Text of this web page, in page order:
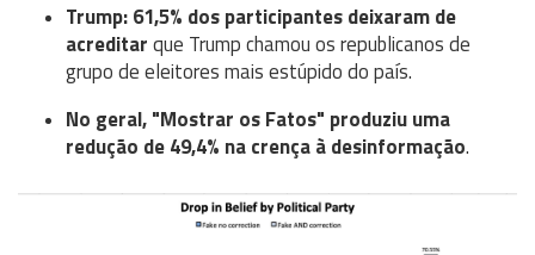
Trump: 61,5% dos participantes deixaram de
acreditarque Trump chamou os republicanos de
grupo de eleitores mais estúpido do país.
No geral, "Mostrar os Fatos" produziu uma
redução de 49,4% na crença à desinformação.